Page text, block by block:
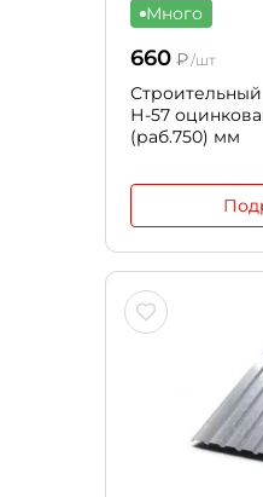
Много
660 ₽/шт
Н-57
(раб.750) мм